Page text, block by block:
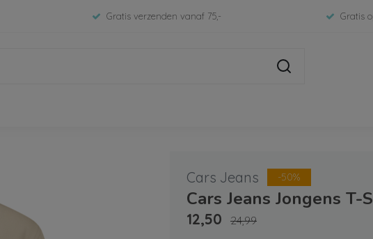
Gratis verzenden vanaf 75,- Gratis
Cars Jeans -50%
Cars Jeans Jongens T-
12,50 24,99